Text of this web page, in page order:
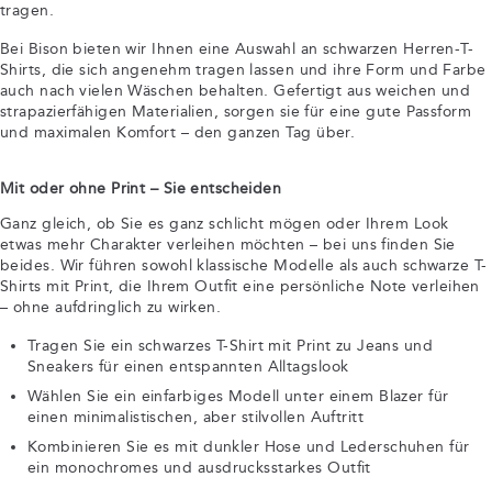
tragen.
Bei Bison bieten wir Ihnen eine Auswahl an schwarzen Herren-T-
Shirts, die sich angenehm tragen lassen und ihre Form und Farbe
auch nach vielen Wäschen behalten. Gefertigt aus weichen und
strapazierfähigen Materialien, sorgen sie für eine gute Passform
und maximalen Komfort – den ganzen Tag über.
Mit oder ohne Print – Sie entscheiden
Ganz gleich, ob Sie es ganz schlicht mögen oder Ihrem Look
etwas mehr Charakter verleihen möchten – bei uns finden Sie
beides. Wir führen sowohl klassische Modelle als auch schwarze T-
Shirts mit Print, die Ihrem Outfit eine persönliche Note verleihen
– ohne aufdringlich zu wirken.
Tragen Sie ein schwarzes T-Shirt mit Print zu Jeans und
Sneakers für einen entspannten Alltagslook
Wählen Sie ein einfarbiges Modell unter einem Blazer für
einen minimalistischen, aber stilvollen Auftritt
Kombinieren Sie es mit dunkler Hose und Lederschuhen für
ein monochromes und ausdrucksstarkes Outfit